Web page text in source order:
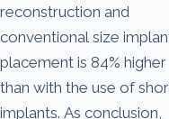
reconstruction and
conventional size
placement is 84% higher
than with the use of
implants. As conclusion,